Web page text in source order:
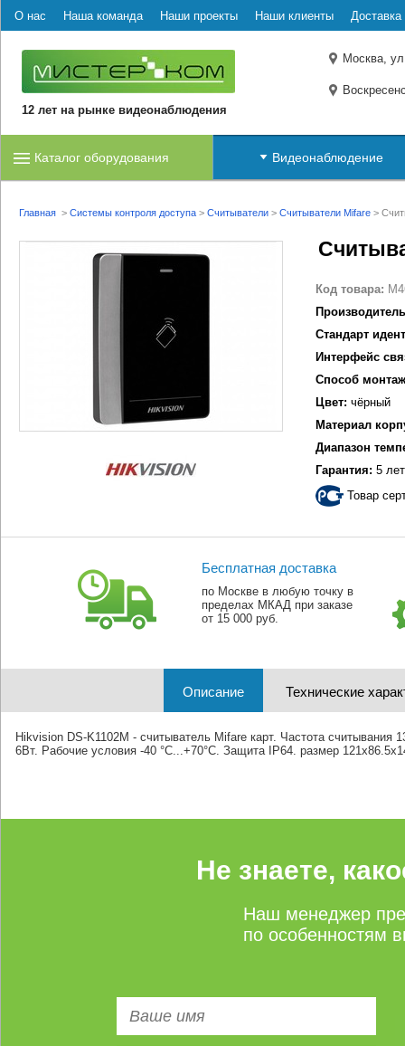
О нас Наша команда Наши проекты Наши клиенты Доставка
12 лет на рынке видеонаблюдения
Москва,
Каталог оборудования Видеонаблюдение
Главная > Системы контроля доступа > Считыватели > Считыватели Mifare >
Код товара:
Стандарт
Интерфейс
Способ
Цвет: чёрный
Материал
Диапазон
Гарантия: 5 лет
Товар
Бесплатная доставка
по Москве в любую точку в
пределах МКАД при заказе
от 15 000 руб.
Описание Технические
Hikvision DS-K1102M - считыватель Mifare карт. Частота
6Вт. Рабочие условия -40 °C...+70°C. Защита IP64. размер
Не знаете,
Наш менеджер
по особенностям